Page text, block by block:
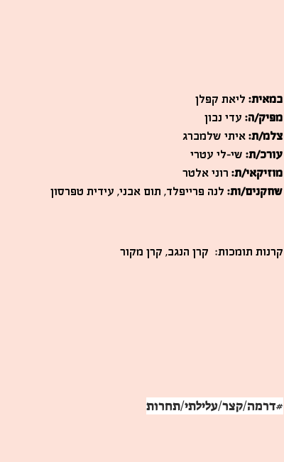
במאית: ליאת קפלן
מפיק/ה: עדי נבון
צלמ/ת: איתי שלמברג
עורכ/ת: שי-לי עטרי
מוזיקאי/ת: רוני אלטר
שחקנים/ות: לנה פרייפלד, תום אבני, עידית טפרסון
קרנות תומכות: קרן הנגב, קרן מקור
#דרמה/קצר/עלילתי/תחרות